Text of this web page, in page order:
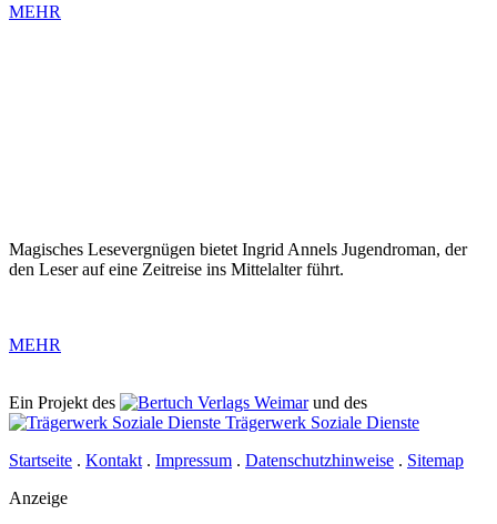
MEHR
Magisches Lesevergnügen bietet Ingrid Annels Jugendroman, der
den Leser auf eine Zeitreise ins Mittelalter führt.
MEHR
Ein Projekt des Verlags Weimarund des
Trägerwerk Soziale Dienste
Startseite . Kontakt . Impressum . Datenschutzhinweise . Sitemap
Anzeige